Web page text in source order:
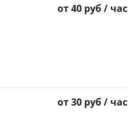
от 40 руб / час
от 30 руб / час